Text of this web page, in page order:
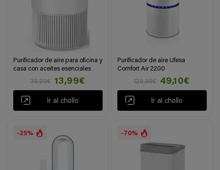
Purificador de aire para oficina y
casa con aceites esenciales
39,99€
13,99€
Ir al chollo
Purificador de aire Ufesa
Comfort Air 2200
129,99€
49,10€
Ir al chollo
-25% -70%